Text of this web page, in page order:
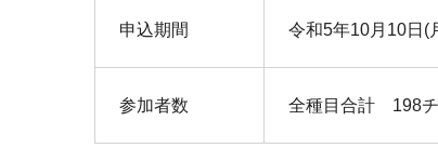
申込期間 令和5年10月10日(
参加者数 全種目合計 198